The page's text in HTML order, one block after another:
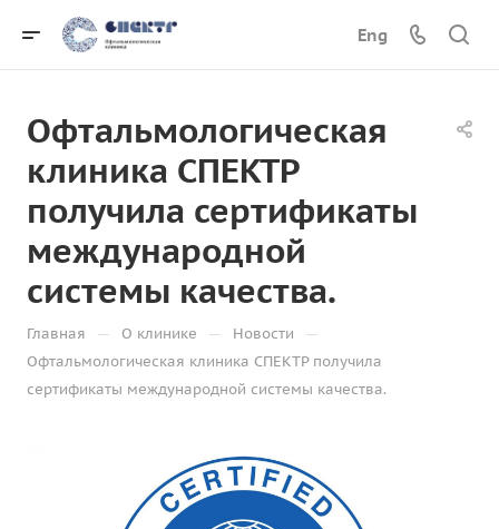
Eng
Офтальмологическая
клиника СПЕКТР
получила сертификаты
международной
системы качества.
Главная — О клинике — Новости —
Офтальмологическая клиника СПЕКТР получила
сертификаты международной системы качества.